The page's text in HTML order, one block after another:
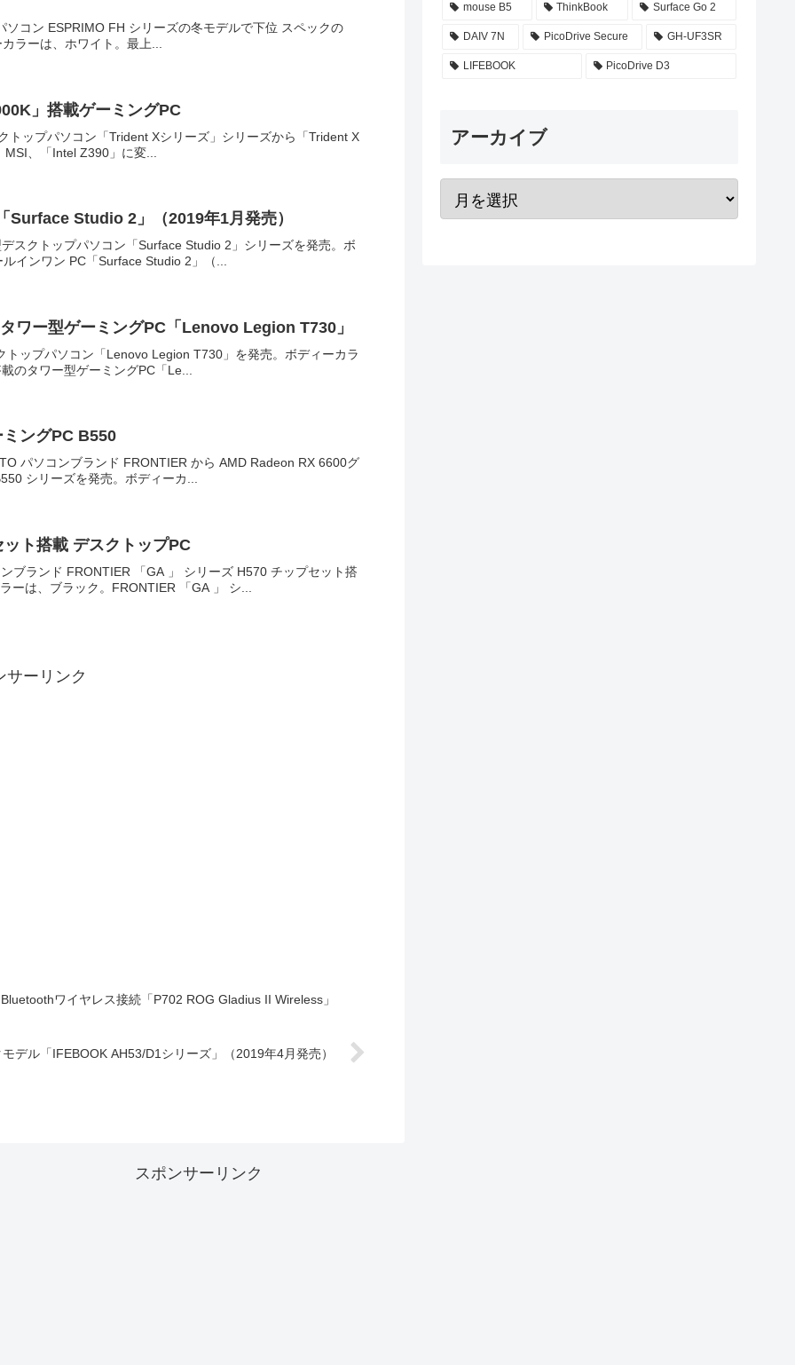
コン ESPRIMO FH シリーズの冬モデルで下位 スペックの
ラーは、ホワイト。最上...
」搭載ゲーミングPC
ップパソコン「Trident Xシリーズ」シリーズから「Trident X
、「Intel Z390」に変...
Surface Studio 2」（2019年1月発売）
スクトップパソコン「Surface Studio 2」シリーズを発売。ボ
インワン PC「Surface Studio 2」（...
ワー型ゲーミングPC「Lenovo Legion T730」
ップパソコン「Lenovo Legion T730」を発売。ボディーカラ
のタワー型ゲーミングPC「Le...
ングPC B550
パソコンブランド FRONTIER から AMD Radeon RX 6600グ
シリーズを発売。ボディーカ...
ト搭載 デスクトップPC
ブランド FRONTIER 「GA 」 シリーズ H570 チップセット搭
ーは、ブラック。FRONTIER 「GA 」 シ...
サーリンク
ワイヤレス接続「P702 ROG Gladius II Wireless」
デル「IFEBOOK AH53/D1シリーズ」（2019年4月発売）
mouse B5 ThinkBook Surface Go 2
DAIV 7N PicoDrive Secure GH-UF3SR
LIFEBOOK PicoDrive D3
アーカイブ
スポンサーリンク